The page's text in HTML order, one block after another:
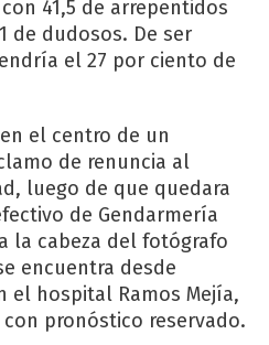
41,5 de arrepentidos
de dudosos. De ser
el 27 por ciento de
el centro de un
de renuncia al
luego de que quedara
de Gendarmería
la cabeza del fotógrafo
encuentra desde
el hospital Ramos Mejía,
pronóstico reservado.